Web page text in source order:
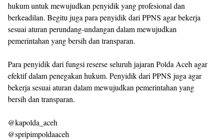
hukum untuk mewujudkan penyidik yang profesional dan
berkeadilan. Begitu juga para penyidik dari PPNS agar bekerja
sesuai aturan perundang-undangan dalam mewujudkan
pemerintahan yang bersih dan transparan.
Para penyidik dari fungsi reserse seluruh jajaran Polda Aceh agar
efektif dalam penegakan hukum. Penyidik dari PPNS juga agar
bekerja sesuai aturan dalam mewujudkan pemerintahan yang
bersih dan transparan.
@kapolda_aceh
@spripimpoldaaceh